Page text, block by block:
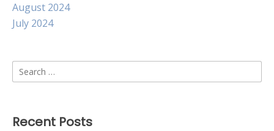
August 2024
July 2024
Search
for:
Recent Posts